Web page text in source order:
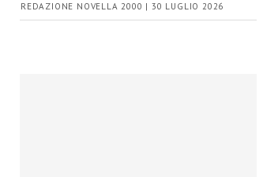
REDAZIONE NOVELLA 2000 | 30 LUGLIO 2026